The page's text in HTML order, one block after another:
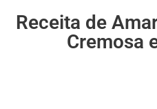
Receita de
Cremosa